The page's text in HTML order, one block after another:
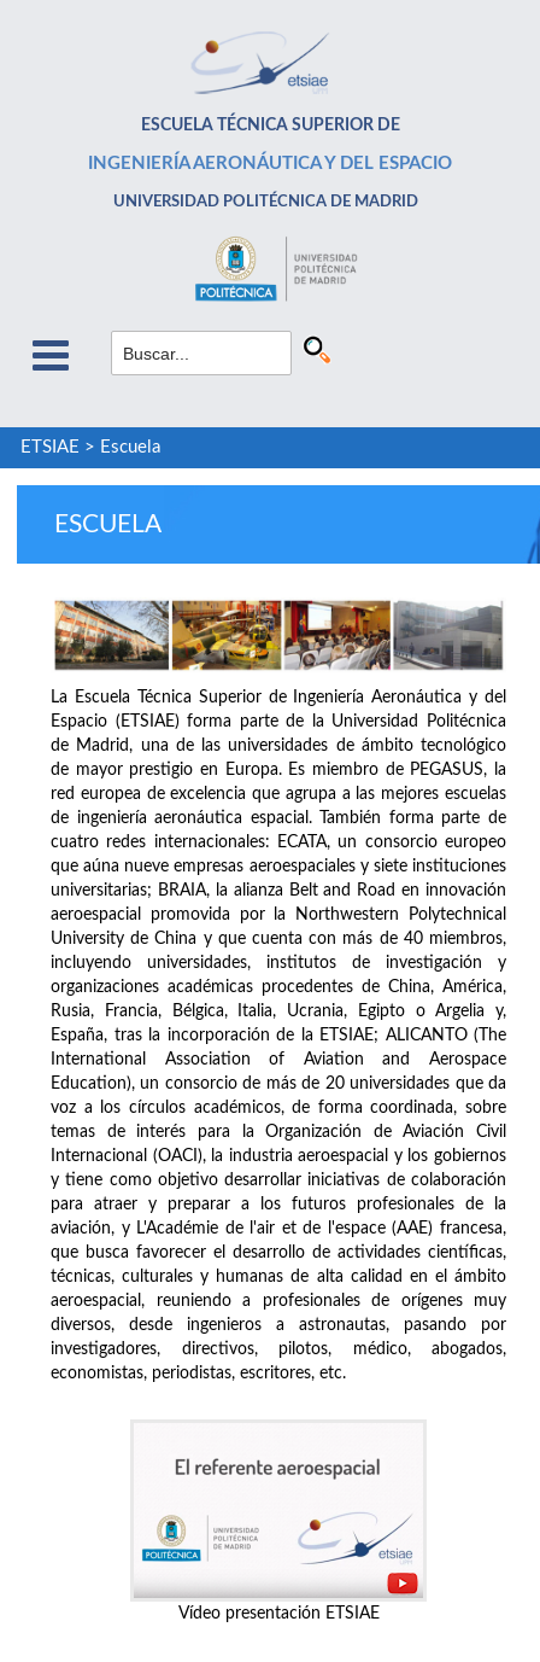
ESCUELA TÉCNICA SUPERIOR DE
INGENIERÍA AERONÁUTICA Y DEL ESPACIO
UNIVERSIDAD POLITÉCNICA DE MADRID
ETSIAE > Escuela
ESCUELA
La Escuela Técnica Superior de Ingeniería Aeronáutica y del
Espacio (ETSIAE) forma parte de la Universidad Politécnica
de Madrid, una de las universidades de ámbito tecnológico
de mayor prestigio en Europa. Es miembro de PEGASUS, la
red europea de excelencia que agrupa a las mejores escuelas
de ingeniería aeronáutica espacial. También forma parte de
cuatro redes internacionales: ECATA, un consorcio europeo
que aúna nueve empresas aeroespaciales y siete instituciones
universitarias; BRAIA, la alianza Belt and Road en innovación
aeroespacial promovida por la Northwestern Polytechnical
University de China y que cuenta con más de 40 miembros,
incluyendo universidades, institutos de investigación y
organizaciones académicas procedentes de China, América,
Rusia, Francia, Bélgica, Italia, Ucrania, Egipto o Argelia y,
España, tras la incorporación de la ETSIAE; ALICANTO (The
International Association of Aviation and Aerospace
Education), un consorcio de más de 20 universidades que da
voz a los círculos académicos, de forma coordinada, sobre
temas de interés para la Organización de Aviación Civil
Internacional (OACI), la industria aeroespacial y los gobiernos
y tiene como objetivo desarrollar iniciativas de colaboración
para atraer y preparar a los futuros profesionales de la
aviación, y L'Académie de l'air et de l'espace (AAE) francesa,
que busca favorecer el desarrollo de actividades científicas,
técnicas, culturales y humanas de alta calidad en el ámbito
aeroespacial, reuniendo a profesionales de orígenes muy
diversos, desde ingenieros a astronautas, pasando por
investigadores, directivos, pilotos, médico, abogados,
economistas, periodistas, escritores, etc.
Vídeo presentación ETSIAE